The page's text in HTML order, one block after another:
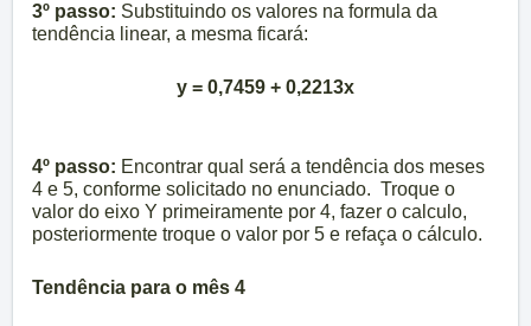
3º passo: Substituindo os valores na formula da
tendência linear, a mesma ficará:
y = 0,7459 + 0,2213x
4º passo: Encontrar qual será a tendência dos meses
4 e 5, conforme solicitado no enunciado. Troque o
valor do eixo Y primeiramente por 4, fazer o calculo,
posteriormente troque o valor por 5 e refaça o cálculo.
Tendência para o mês 4